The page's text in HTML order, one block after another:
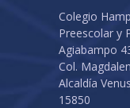
Colegio
Preescolar y
Agiabampo
Col.
Alcaldía
15850